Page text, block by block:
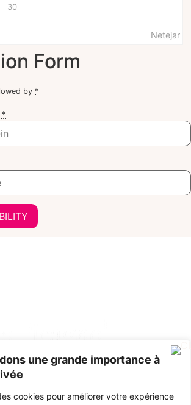
une grande importance à
cookies pour améliorer votre expérience
30
Netejar
Form
by *
*
Carrer de la Calcina - 66400 OMS